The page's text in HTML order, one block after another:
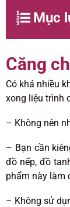
Mục
Căng
Có khá nhiều
xong liệu trình
– Không nên
– Bạn cần
đồ nếp, đồ
phẩm này làm
– Không sử